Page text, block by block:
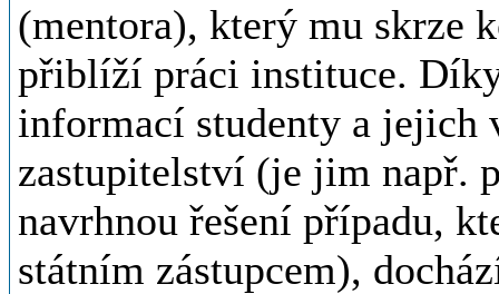
(mentora), který mu skrze
přiblíží práci instituce.
informací studenty a jejich
zastupitelství (je jim např.
navrhnou řešení případu,
státním zástupcem),